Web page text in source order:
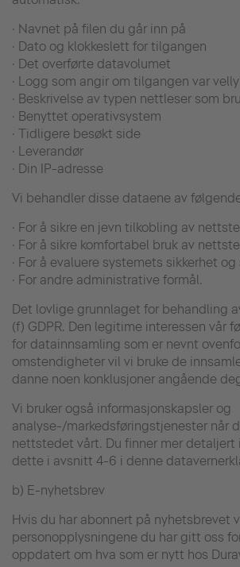
· Navnet på filen du går inn på
· Dato og klokkeslett for tilgangen
· Det overførte datavolumet
· Logg som angir om tilgangen var
· Beskrivelse av typen nettleser som
· Benyttet operativsystem
· Tidligere besøkt side
· Leverandør
· Din IP-adresse
Vi behandler disse dataene av
· For å sikre en jevn tilkobling av
· For å sikre komfortabel bruk av
· For å evaluere systemets sikkerhet
· For andre administrative formål.
Det lovlige grunnlaget for behandling
(f) GDPR. Den legitime interessen vår
for datainnsamling som er nevnt
omstendigheter vil vi bruke de
danne noen konklusjoner angående
Vi bruker også informasjonskapsler og
analyse-/markedsføringstjenester når
nettstedet vårt. Du finner mer detaljert
dette i avsnitt 4-6 i denne
b) E-nyhetsbrev
Hvis du har abonnert på nyhetsbrevet
personopplysningene du har gitt oss
oppdatert om hva som er nytt hos